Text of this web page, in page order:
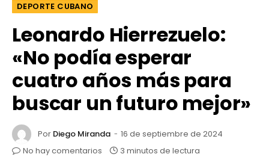
DEPORTE CUBANO
Leonardo Hierrezuelo:
«No podía esperar
cuatro años más para
buscar un futuro mejor»
Por Diego Miranda
16 de septiembre de 2024
No hay comentarios
3 minutos de lectura